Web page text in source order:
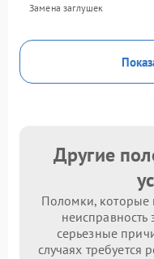
Замена заглушек
Другие
Поломки, которые
неисправность
серьезные
случаях требуется